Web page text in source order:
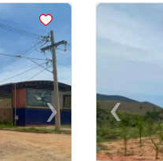
›Next
<
‹Previous